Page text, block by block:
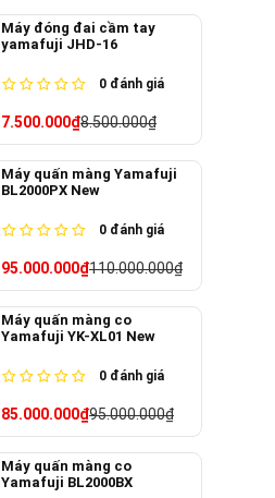
Máy đóng đai cầm tay
yamafuji JHD-16
0 đánh giá
7.500.000₫8.500.000₫
Máy quấn màng Yamafuji
BL2000PX New
0 đánh giá
95.000.000₫110.000.000₫
Máy quấn màng co
Yamafuji YK-XL01 New
0 đánh giá
85.000.000₫95.000.000₫
Máy quấn màng co
Yamafuji BL2000BX